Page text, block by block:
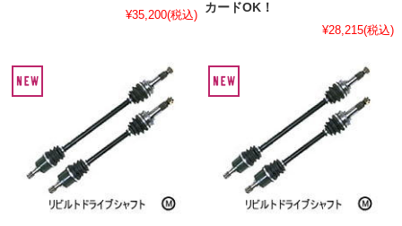
¥35,200(税込)
カードOK！
¥28,215(税込)